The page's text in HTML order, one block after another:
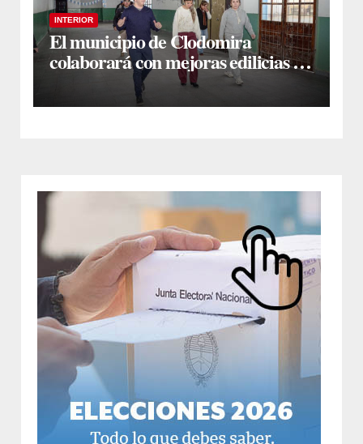
INTERIOR
El municipio de Clodomira
colaborará con mejoras edilicias en
la Escuela N° 754 “Dr. José María
Ramos Mejía”